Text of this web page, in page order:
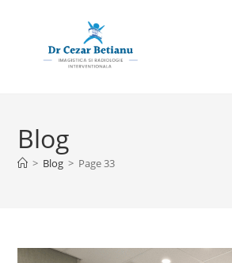
Blog
> Blog > Page 33